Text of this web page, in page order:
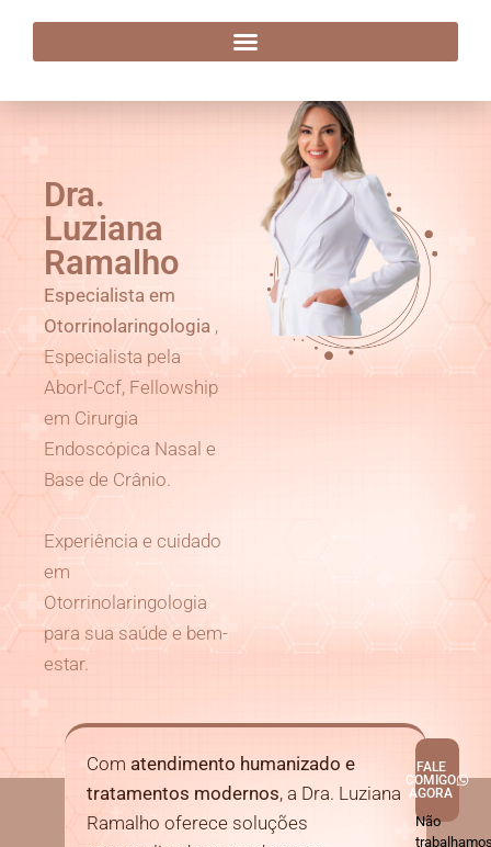
Dra. Luziana Ramalho
Dra.
Luziana
Ramalho
Especialista em
Otorrinolaringologia ,
Especialista pela
Aborl-Ccf, Fellowship
em Cirurgia
Endoscópica Nasal e
Base de Crânio.
Experiência e cuidado
em
Otorrinolaringologia
para sua saúde e bem-
estar.
Com atendimento humanizado e
tratamentos modernos, a Dra. Luziana
Ramalho oferece soluções
FALE
COMIGO
AGORA
Não